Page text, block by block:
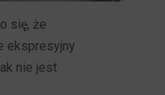
się, że
ekspresyjny
nie jest